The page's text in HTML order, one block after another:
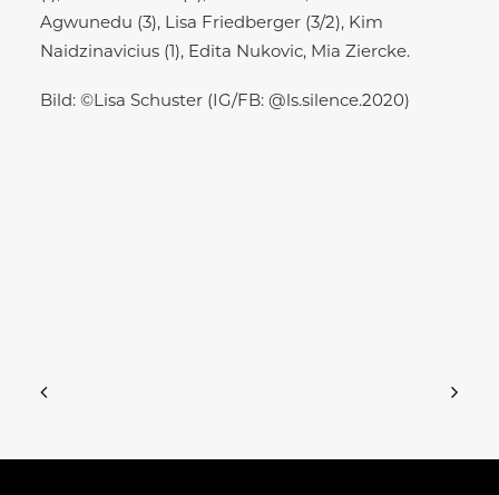
Agwunedu (3), Lisa Friedberger (3/2), Kim
Naidzinavicius (1), Edita Nukovic, Mia Ziercke.
Bild: ©Lisa Schuster (IG/FB: @ls.silence.2020)